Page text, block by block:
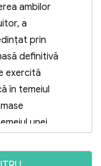
ambilor
a
prin
definitivă
exercită
în temeiul
unei
data de 15